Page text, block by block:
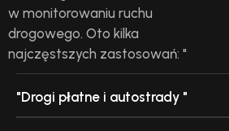
w monitorowaniu ruchu
drogowego. Oto kilka
najczęstszych zastosowań: "
"Drogi płatne i autostrady "